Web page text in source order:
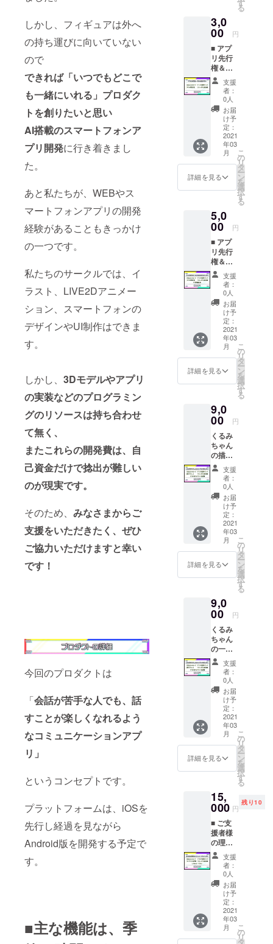
しかし、フィギュアは外へ
の持ち運びに向いていない
ので
できれば「いつでもどこで
も一緒にいれる」プロダク
トを創りたいと思い
AI搭載のスマートフォンア
プリ開発に行き着きまし
た。
あと私たちが、WEBやス
マートフォンアプリの開発
経験があることもきっかけ
の一つです。
私たちのサークルでは、イ
ラスト、LIVE2Dアニメー
ション、スマートフォンの
デザインやUI制作はできま
す。
しかし、 3Dモデルやアプリ
の実装などのプログラミン
グのリソースは持ち合わせ
て無く、
またこれらの開発費は、自
己資金だけで捻出が難しい
のが現実です。
そのため、 みなさまからご
支援をいただきたく、ぜひ
ご協力いただけますと幸い
です！
今回のプロダクトは
「会話が苦手な人でも、話
すことが楽しくなれるよう
なコミュニケーションアプ
リ」
というコンセプトです。
プラットフォームは、iOSを
先行し経過を見ながら
Android版を開発する予定で
す。
■主な機能は、季
フィギュア
化に挑戦の
クラウド
ファンディ
ングに画像
を提供
https://camp-
fire.jp/project
s/view/30113
大手ソシャ
社にUI、訴
求画像
イラスト受
注実績多数
ございま
す。（機密
保持により
掲載不可）
お気軽にご
相談くださ
い。
ジェク
トの
キャラ
「くる
みちゃ
ん」の
描き下
ろしイ
ラスト
で 感謝
の気持
ちを心
こめて
お送り
いたし
ます。
す
る
3,0
00 円
■ アプ
リ先行
権＆く
るみ壁
紙プラ
（3,000
円） ご
支援の
お礼の
オリジ
ナル
メッ
セージ
カード
アプリ
リンク
くるみ
ちゃん
のス
マート
フォン
用壁紙1
種類
支援
者：
0人
お届
け予
定：
2021
年03
月
詳細を見る
こ
の
リ
タ
ー
ン
を
選
択
す
る
5,0
00 円
■ アプ
リ先行
権＆く
るみ壁
紙豪華
セット
プラン
（5,000
円） ア
プリの
先行プ
レイ権
（iOS/A
ndroid
） 以下
画像サ
目安
iOS:
1,334 x
750/2,4
36 x
1,125,
他
※iPhon
e8,iPho
neX/XS,
iPhone
11/12
Android
2,160×1
,080（
状況を
も検討
しま
す）
PC:1,92
0×1,080
(4Kも状
況みて
検討し
ます) ア
プリの
招待リ
ンク ご
支援の
お礼の
オリジ
ナル
メッ
ちゃん
のPC用
スマー
トフォ
ン用壁
紙1種類
支援
者：
0人
お届
け予
定：
2021
年03
月
詳細を見る
こ
の
リ
タ
ー
ン
を
選
択
す
る
9,0
00 円
くるみ
ちゃん
の描き
下ろし
イラス
トをお
送りい
たしま
す。 ※
デジタ
ルデー
タ、サ
イズ目
安A4 ラ
フイラ
ストを
くださ
い。 お
好きな
衣装3種
類の中
からご
選択い
ただけ
ます
※私服/
制服/体
操服
（ブル
マー）
ご支援
者様の
お名前
トに記
名いた
します
アプリ
の招待
リンク
アプリ
の先行
プレイ
権（iOS
Android
考に掲
載する
支援
者：
0人
お届
け予
定：
2021
年03
月
詳細を見る
こ
の
リ
タ
ー
ン
を
選
択
す
る
9,0
00 円
くるみ
ちゃん
の一枚
絵の描
き下ろ
しを提
供いた
しま
す。 ※
デジタ
ルデー
タ、サ
イズ目
安A4 ご
支援者
様のお
アプリ
のクレ
ジット
に記名
いたし
ます ア
プリの
先行プ
レイ権
（iOS＆
Android
） アプ
リの招
待リン
考に掲
支援
者：
0人
お届
け予
定：
2021
年03
月
詳細を見る
こ
の
リ
タ
ー
ン
を
選
択
す
る
15,
000 円
残り10
■ ご支
援者様
の理想
をイラ
ストに
するリ
クエス
トプラ
（15,00
0円）
イラス
トのリ
支援
者：
0人
お届
け予
定：
2021
年03
月
こ
の
リ
タ